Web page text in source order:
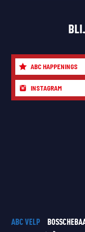
ABC HAPPENINGS
INSTAGRAM
ABC VELP